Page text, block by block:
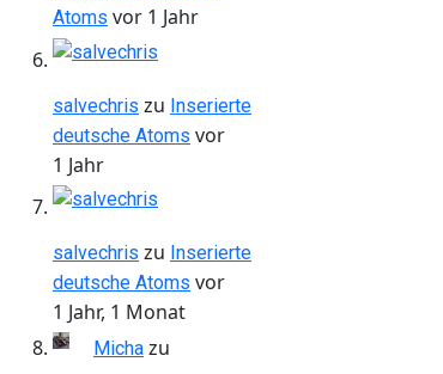
Atoms vor 1 Jahr
salvechris zu Inserierte
deutsche Atoms vor
1 Jahr
salvechris zu Inserierte
deutsche Atoms vor
1 Jahr, 1 Monat
Micha zu